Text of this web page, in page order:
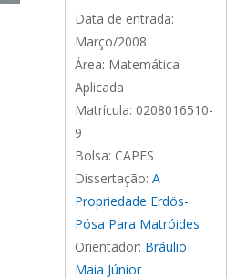
Data de entrada:
Março/2008
Área: Matemática
Aplicada
Matrícula: 0208016510-
9
Bolsa: CAPES
Dissertação: A
Propriedade Erdös-
Pósa Para Matróides
Orientador: Bráulio
Maia Júnior